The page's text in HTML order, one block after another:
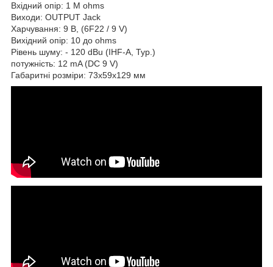
Вхідний опір: 1 М ohms
Виходи: OUTPUT Jack
Харчування: 9 В, (6F22 / 9 V)
Вихідний опір: 10 до ohms
Рівень шуму: - 120 dBu (IHF-A, Typ.)
потужність: 12 mA (DC 9 V)
Габаритні розміри: 73х59х129 мм